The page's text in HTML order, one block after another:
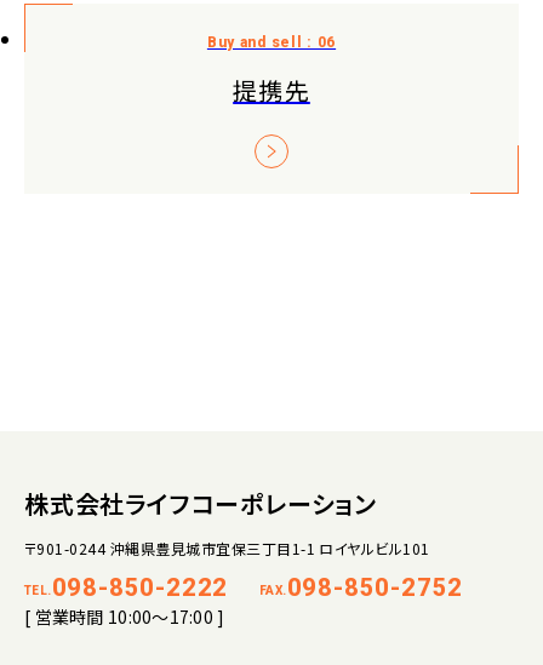
提携先
株式会社ライフコーポレーション
〒901-0244 沖縄県豊見城市宜保三丁目1-1 ロイヤルビル101
TEL. 098-850-2222 FAX. 098-850-2752
[ 営業時間 10:00～17:00 ]